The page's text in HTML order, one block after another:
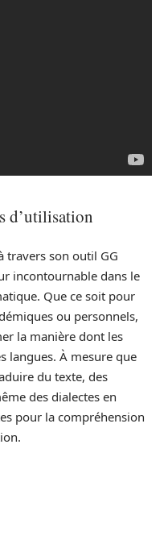
d’utilisation
travers son outil GG
incontournable dans le
Que ce soit pour
ou personnels,
la manière dont les
langues. À mesure que
du texte, des
des dialectes en
pour la compréhension